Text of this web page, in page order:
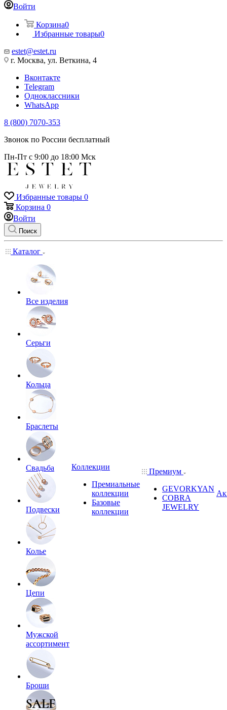
Войти
Корзина0
Избранные товары0
estet@estet.ru
г. Москва, ул. Веткина, 4
Вконтакте
Telegram
Одноклассники
WhatsApp
8 (800) 7070-353
Звонок по России бесплатный
Пн-Пт с 9:00 до 18:00 Мск
Избранные товары 0
Корзина 0
Войти
Поиск
Каталог
Все изделия
Серьги
Кольца
Браслеты
Свадьба
Подвески
Колье
Цепи
Мужской
ассортимент
Броши
Коллекции
Премиальные
коллекции
Базовые
коллекции
Премиум
GEVORKYAN
COBRA
JEWELRY